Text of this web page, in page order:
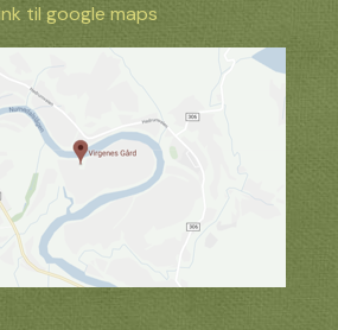
til google maps